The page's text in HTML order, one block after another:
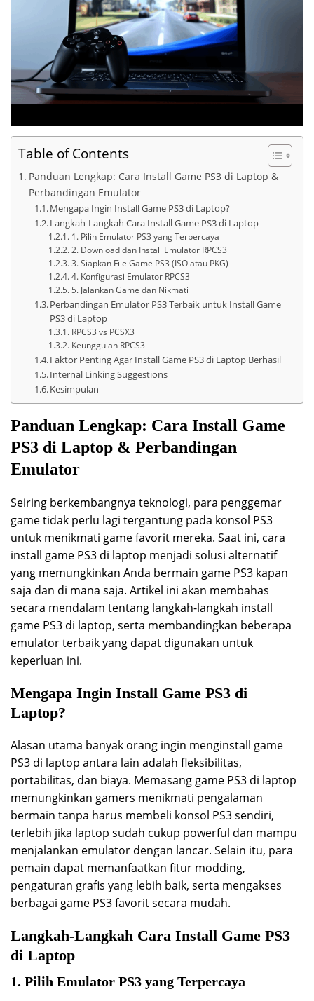
Table of Contents
Panduan Lengkap: Cara Install Game PS3 di Laptop &
Perbandingan Emulator
Mengapa Ingin Install Game PS3 di Laptop?
Langkah-Langkah Cara Install Game PS3 di Laptop
1. Pilih Emulator PS3 yang Terpercaya
2. Download dan Install Emulator RPCS3
3. Siapkan File Game PS3 (ISO atau PKG)
4. Konfigurasi Emulator RPCS3
5. Jalankan Game dan Nikmati
Perbandingan Emulator PS3 Terbaik untuk Install Game
PS3 di Laptop
RPCS3 vs PCSX3
Keunggulan RPCS3
Faktor Penting Agar Install Game PS3 di Laptop Berhasil
Internal Linking Suggestions
Kesimpulan
Panduan Lengkap: Cara Install Game
PS3 di Laptop & Perbandingan
Emulator
Seiring berkembangnya teknologi, para penggemar
game tidak perlu lagi tergantung pada konsol PS3
untuk menikmati game favorit mereka. Saat ini, cara
install game PS3 di laptop menjadi solusi alternatif
yang memungkinkan Anda bermain game PS3 kapan
saja dan di mana saja. Artikel ini akan membahas
secara mendalam tentang langkah-langkah install
game PS3 di laptop, serta membandingkan beberapa
emulator terbaik yang dapat digunakan untuk
keperluan ini.
Mengapa Ingin Install Game PS3 di
Laptop?
Alasan utama banyak orang ingin menginstall game
PS3 di laptop antara lain adalah fleksibilitas,
portabilitas, dan biaya. Memasang game PS3 di laptop
memungkinkan gamers menikmati pengalaman
bermain tanpa harus membeli konsol PS3 sendiri,
terlebih jika laptop sudah cukup powerful dan mampu
menjalankan emulator dengan lancar. Selain itu, para
pemain dapat memanfaatkan fitur modding,
pengaturan grafis yang lebih baik, serta mengakses
berbagai game PS3 favorit secara mudah.
Langkah-Langkah Cara Install Game PS3
di Laptop
1. Pilih Emulator PS3 yang Terpercaya